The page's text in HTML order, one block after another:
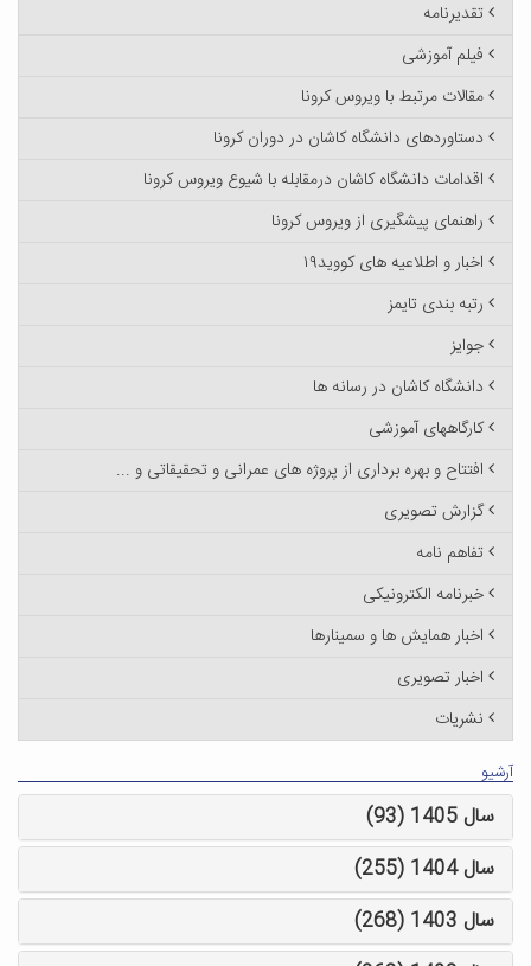
تقدیرنامه
فیلم آموزشی
مقالات مرتبط با ویروس کرونا
دستاوردهای دانشگاه کاشان در دوران کرونا
اقدامات دانشگاه کاشان درمقابله با شیوع ویروس کرونا
راهنمای پیشگیری از ویروس کرونا
اخبار و اطلاعیه های کووید۱۹
رتبه بندی تایمز
جوایز
دانشگاه کاشان در رسانه ها
کارگاههای آموزشی
افتتاح و بهره برداری از پروژه های عمرانی و تحقیقاتی و ...
گزارش تصویری
تفاهم نامه
خبرنامه الکترونیکی
اخبار همایش ها و سمینارها
اخبار تصویری
نشریات
آرشیو
سال 1405 (93)
سال 1404 (255)
سال 1403 (268)